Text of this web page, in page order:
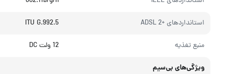
استانداردهای +ADSL 2 ITU G.992.5
منبع تغذیه 12 ولت DC
ویژگی‌های بی‌سیم